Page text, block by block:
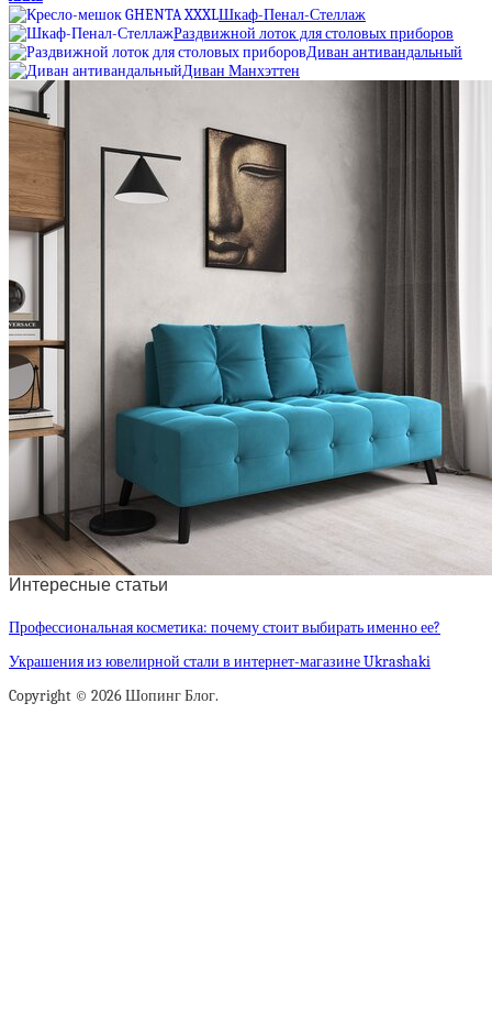
Шкаф-Пенал-Стеллаж
Раздвижной лоток для столовых приборов
Диван антивандальный
Диван Манхэттен
Интересные статьи
Профессиональная косметика: почему стоит выбирать именно ее?
Украшения из ювелирной стали в интернет-магазине Ukrashaki
Copyright © 2026 Шопинг Блог.